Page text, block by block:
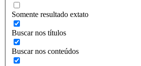
Somente resultado extato
Buscar nos títulos
Buscar nos conteúdos